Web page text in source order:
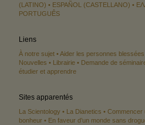
(LATINO)
ESPAÑOL (CASTELLANO)
PORTUGUÊS
Liens
À notre sujet Aider les personnes
Nouvelles
Librairie Demande de
étudier et apprendre
Sites apparentés
La Scientology La Dianetics Commencer
bonheur
En faveur d’un monde sans